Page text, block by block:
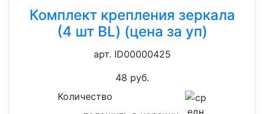
Комплект крепления зеркала
(4 шт BL) (цена за уп)
арт. ID00000425
48 руб.
Количество